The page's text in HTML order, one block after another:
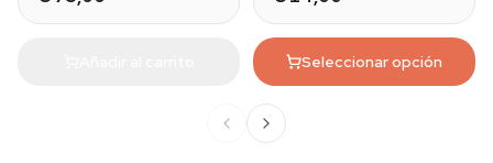
Seleccionar opción